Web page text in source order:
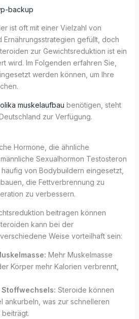
backup
ist oft mit einer Vielzahl von
Ernährungsstrategien gefüllt, doch
zur Gewichtsreduktion ist ein
wird. Im Folgenden erfahren Sie,
werden können, um Ihre
muskelaufbau benötigen, steht
zur Verfügung.
Hormone, die ähnliche
Sexualhormon Testosteron
von Bodybuildern eingesetzt,
die Fettverbrennung zu
zu verbessern.
beitragen können
kann bei der
Weise vorteilhaft sein:
Mehr Muskelmasse
Körper mehr Kalorien verbrennt,
Steroide können
ankurbeln, was zur schnelleren